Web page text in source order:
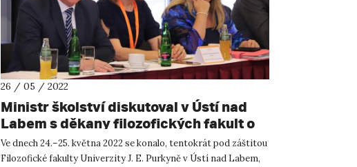
26 / 05 / 2022
Ministr školství diskutoval v Ústí nad
Labem s děkany filozofických fakult o
relevanci humanitních oborů a jejich
financování
Ve dnech 24.–25. května 2022 se konalo, tentokrát pod záštitou
Filozofické fakulty Univerzity J. E. Purkyně v Ústí nad Labem,